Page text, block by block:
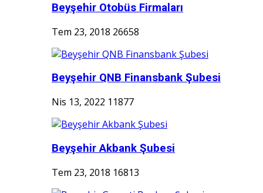
Beyşehir Otobüs Firmaları
Tem 23, 2018 26658
Beyşehir QNB Finansbank Şubesi
Nis 13, 2022 11877
Beyşehir Akbank Şubesi
Tem 23, 2018 16813